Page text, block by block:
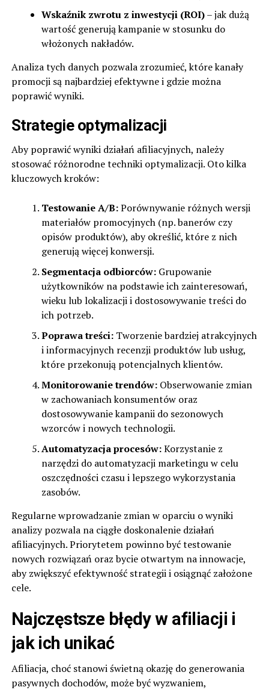
Wskaźnik zwrotu z inwestycji (ROI)– jak dużą
wartość generują kampanie w stosunku do
włożonych nakładów.
Analiza tych danych pozwala zrozumieć, które kanały
promocji są najbardziej efektywne i gdzie można
poprawić wyniki.
Strategie optymalizacji
Aby poprawić wyniki działań afiliacyjnych, należy
stosować różnorodne techniki optymalizacji. Oto kilka
kluczowych kroków:
Testowanie A/B:Porównywanie różnych wersji
materiałów promocyjnych (np. banerów czy
opisów produktów), aby określić, które z nich
generują więcej konwersji.
Segmentacja odbiorców:Grupowanie
użytkowników na podstawie ich zainteresowań,
wieku lub lokalizacji i dostosowywanie treści do
ich potrzeb.
Poprawa treści:Tworzenie bardziej atrakcyjnych
i informacyjnych recenzji produktów lub usług,
które przekonują potencjalnych klientów.
Monitorowanie trendów:Obserwowanie zmian
w zachowaniach konsumentów oraz
dostosowywanie kampanii do sezonowych
wzorców i nowych technologii.
Automatyzacja procesów:Korzystanie z
narzędzi do automatyzacji marketingu w celu
oszczędności czasu i lepszego wykorzystania
zasobów.
Regularne wprowadzanie zmian w oparciu o wyniki
analizy pozwala na ciągłe doskonalenie działań
afiliacyjnych. Priorytetem powinno być testowanie
nowych rozwiązań oraz bycie otwartym na innowacje,
aby zwiększyć efektywność strategii i osiągnąć założone
cele.
Najczęstsze błędy w afiliacji i
jak ich unikać
Afiliacja, choć stanowi świetną okazję do generowania
pasywnych dochodów, może być wyzwaniem,